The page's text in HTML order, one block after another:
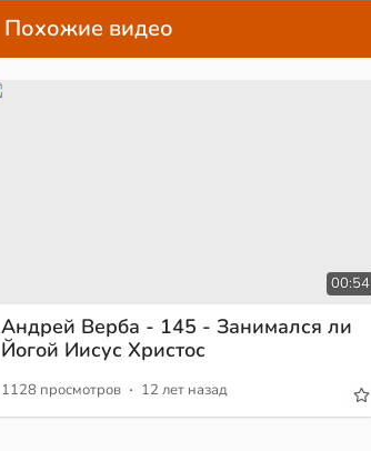
Похожие видео
00:54
Андрей Верба - 145 - Занимался ли
Йогой Иисус Христос
1128 просмотров · 12 лет назад